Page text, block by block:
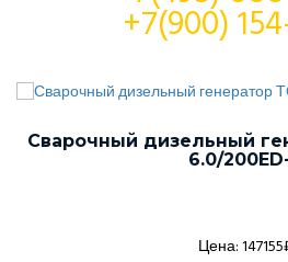
+7(900)
Сварочный дизельный
6.0/
Цена: